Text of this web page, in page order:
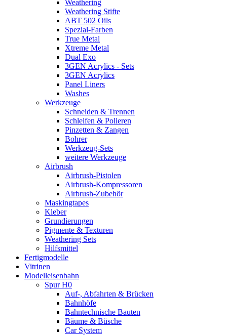
Weathering
Weathering Stifte
ABT 502 Oils
Spezial-Farben
True Metal
Xtreme Metal
Dual Exo
3GEN Acrylics - Sets
3GEN Acrylics
Panel Liners
Washes
Werkzeuge
Schneiden & Trennen
Schleifen & Polieren
Pinzetten & Zangen
Bohrer
Werkzeug-Sets
weitere Werkzeuge
Airbrush
Airbrush-Pistolen
Airbrush-Kompressoren
Airbrush-Zubehör
Maskingtapes
Kleber
Grundierungen
Pigmente & Texturen
Weathering Sets
Hilfsmittel
Fertigmodelle
Vitrinen
Modelleisenbahn
Spur H0
Auf-, Abfahrten & Brücken
Bahnhöfe
Bahntechnische Bauten
Bäume & Büsche
Car System